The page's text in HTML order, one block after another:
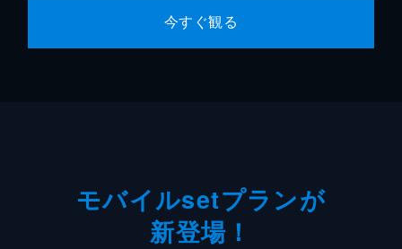
今すぐ観る
モバイルsetプランが
新登場！